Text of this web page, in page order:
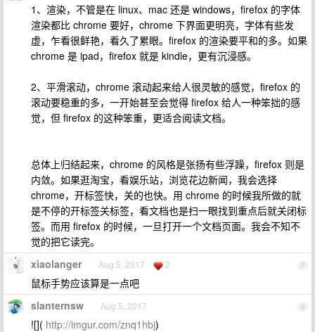
1、渲染，不管是在 linux、mac 还是 windows，firefox 的字体
渲染都比 chrome 要好，chrome 下界面更明亮，字体有些发
虚，乍看很鲜艳，看久了累眼。firefox 的渲染要平和的多。如果
chrome 是 ipad，firefox 就是 kindle，更有沉浸感。
2、平滑滚动，chrome 滚动起来给人很灵敏的感觉，firefox 的
滚动要稳重的多，一开始甚至会觉得 firefox 给人一种笨拙的感
觉，但 firefox 的这种笨重，更适合阅读文档。
总体上归结起来，chrome 的风格是张扬有些浮躁，firefox 则是
内敛。如果逛淘宝，看娱乐站，浏览花边新闻，我会选择
chrome，开标签快，关的也快。用 chrome 的时候我所做的就
是不停的开标签关标签，看文档也是扫一眼找到重点后就关闭标
签。而用 firefox 的时候，一旦打开一个文档页面。我会不知不
觉的把它读完。
7
xiaolanger Aug 5, 2017 2
鼠标手势应该算是一点吧
8
slanternsw Aug 5, 2017
![]( http://imgur.com/znq1hbj)